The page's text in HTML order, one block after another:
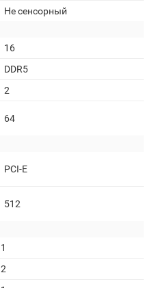
Не сенсорный
16
DDR5
2
64
PCI-E
512
1
2